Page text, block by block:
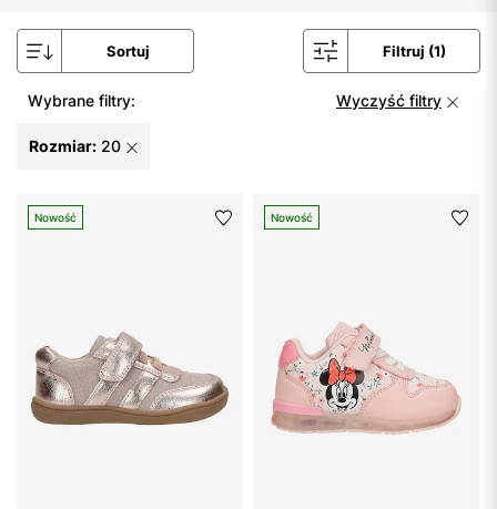
Sortuj Filtruj (1)
Wybrane filtry: Wyczyść filtry
Rozmiar: 20
Nowość Nowość